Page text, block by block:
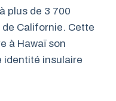
plus de 3 700
de Californie. Cette
à Hawaï son
identité insulaire